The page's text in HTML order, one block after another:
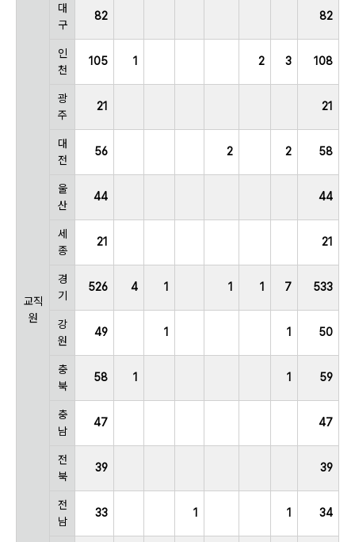
교직
원
대
구
82 82
인
천
105 1 2 3 108
광
주
21 21
대
전
56 2 2 58
울
산
44 44
세
종
21 21
경
기
526 4 1 1 1 7 533
강
원
49 1 1 50
충
북
58 1 1 59
충
남
47 47
전
북
39 39
전
남
33 1 1 34